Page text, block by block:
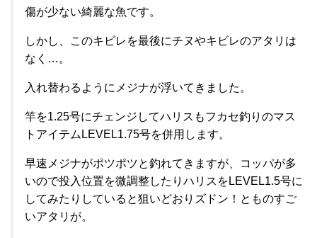
傷が少ない綺麗な魚です。
しかし、このキビレを最後にチヌやキビレのアタリは
なく…。
入れ替わるようにメジナが浮いてきました。
竿を1.25号にチェンジしてハリスもフカセ釣りのマス
トアイテムLEVEL1.75号を併用します。
早速メジナがポツポツと釣れてきますが、コッパが多
いので投入位置を微調整したりハリスをLEVEL1.5号に
してみたりしていると狙いどおりズドン！とものすご
いアタリが。